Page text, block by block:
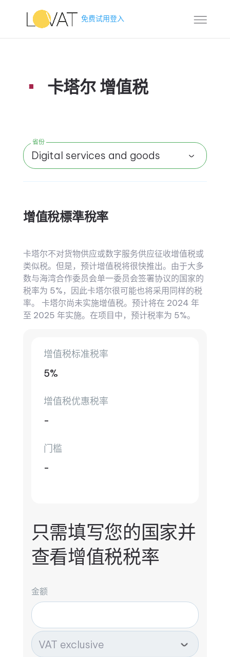
免费试用登入
卡塔尔 增值税
省份
Digital services and goods
增值稅標準稅率
卡塔尔不对货物供应或数字服务供应征收增值税或
类似税。但是，预计增值税将很快推出。由于大多
数与海湾合作委员会单一委员会签署协议的国家的
税率为 5%，因此卡塔尔很可能也将采用同样的税
率。 卡塔尔尚未实施增值税。预计将在 2024 年
至 2025 年实施。在项目中，预计税率为 5%。
增值税标准税率
5%
增值税优惠税率
-
门槛
-
只需填写您的国家并
查看增值税税率
金额